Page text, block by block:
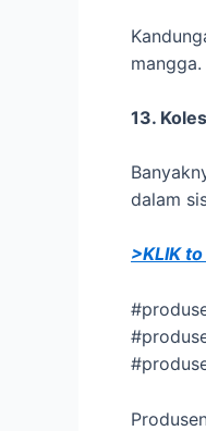
mangga.
13.
dalam
>KLIK